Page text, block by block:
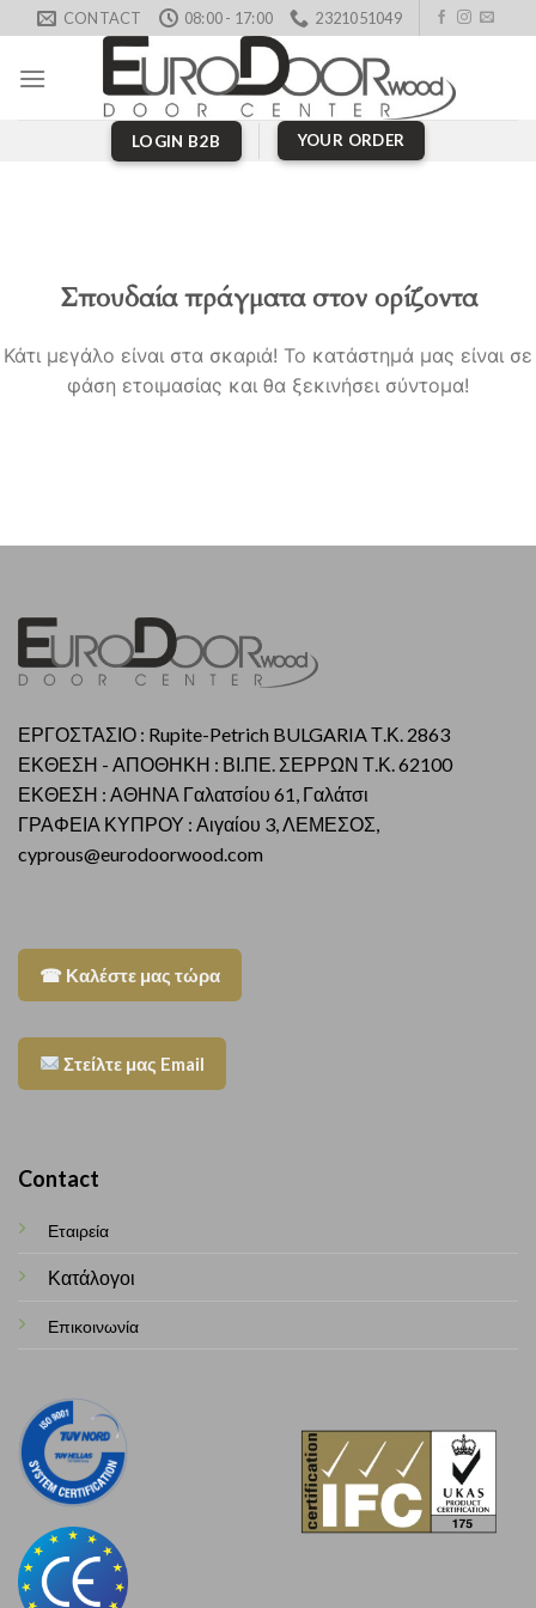
to
content
CONTACT 08:00 - 17:00 2321051049
LOGIN B2B YOUR ORDER
Σπουδαία πράγματα στον ορίζοντα
Κάτι μεγάλο είναι στα σκαριά! Το κατάστημά μας είναι σε
φάση ετοιμασίας και θα ξεκινήσει σύντομα!
ΕΡΓΟΣΤΑΣΙΟ : Rupite-Petrich BULGARIA Τ.Κ. 2863
ΕΚΘΕΣΗ - ΑΠΟΘΗΚΗ : ΒΙ.ΠΕ. ΣΕΡΡΩΝ Τ.Κ. 62100
ΕΚΘΕΣΗ : ΑΘΗΝΑ Γαλατσίου 61, Γαλάτσι
ΓΡΑΦΕΙΑ ΚΥΠΡΟΥ : Αιγαίου 3, ΛΕΜΕΣΟΣ,
cyprous@eurodoorwood.com
☎ Καλέστε μας τώρα
Στείλτε μας Email
Contact
Εταιρεία
Κατάλογοι
Επικοινωνία